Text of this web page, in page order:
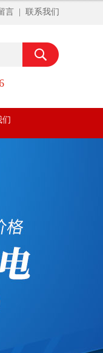
言 联系我们
们